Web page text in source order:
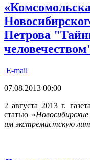
Петрова
E-mail
07.08.2013 00:00
2 августа 2013 г.
статью «
им экстремистскую